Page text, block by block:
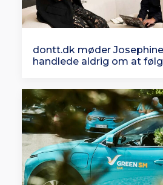
dontt.dk møder Josephine
handlede aldrig om at